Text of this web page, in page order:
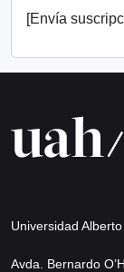
[Envía
Universidad
Avda. Bernardo